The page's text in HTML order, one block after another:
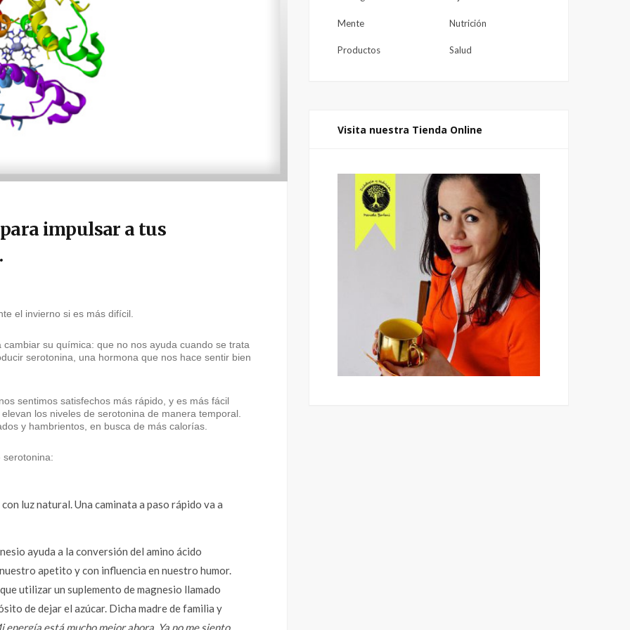
impulsar a tus
el invierno si es más difícil.
su química: que no nos ayuda cuando se trata
serotonina, una hormona que nos hace sentir bien
sentimos satisfechos más rápido, y es más fácil
los niveles de serotonina de manera temporal.
y hambrientos, en busca de más calorías.
serotonina:
luz natural. Una caminata a paso rápido va a
ayuda a la conversión del amino ácido
apetito y con influencia en nuestro humor.
utilizar un suplemento de magnesio llamado
de dejar el azúcar. Dicha madre de familia y
energía está mucho mejor ahora. Ya no me siento
Mente Nutrición
Productos Salud
Visita nuestra Tienda Online